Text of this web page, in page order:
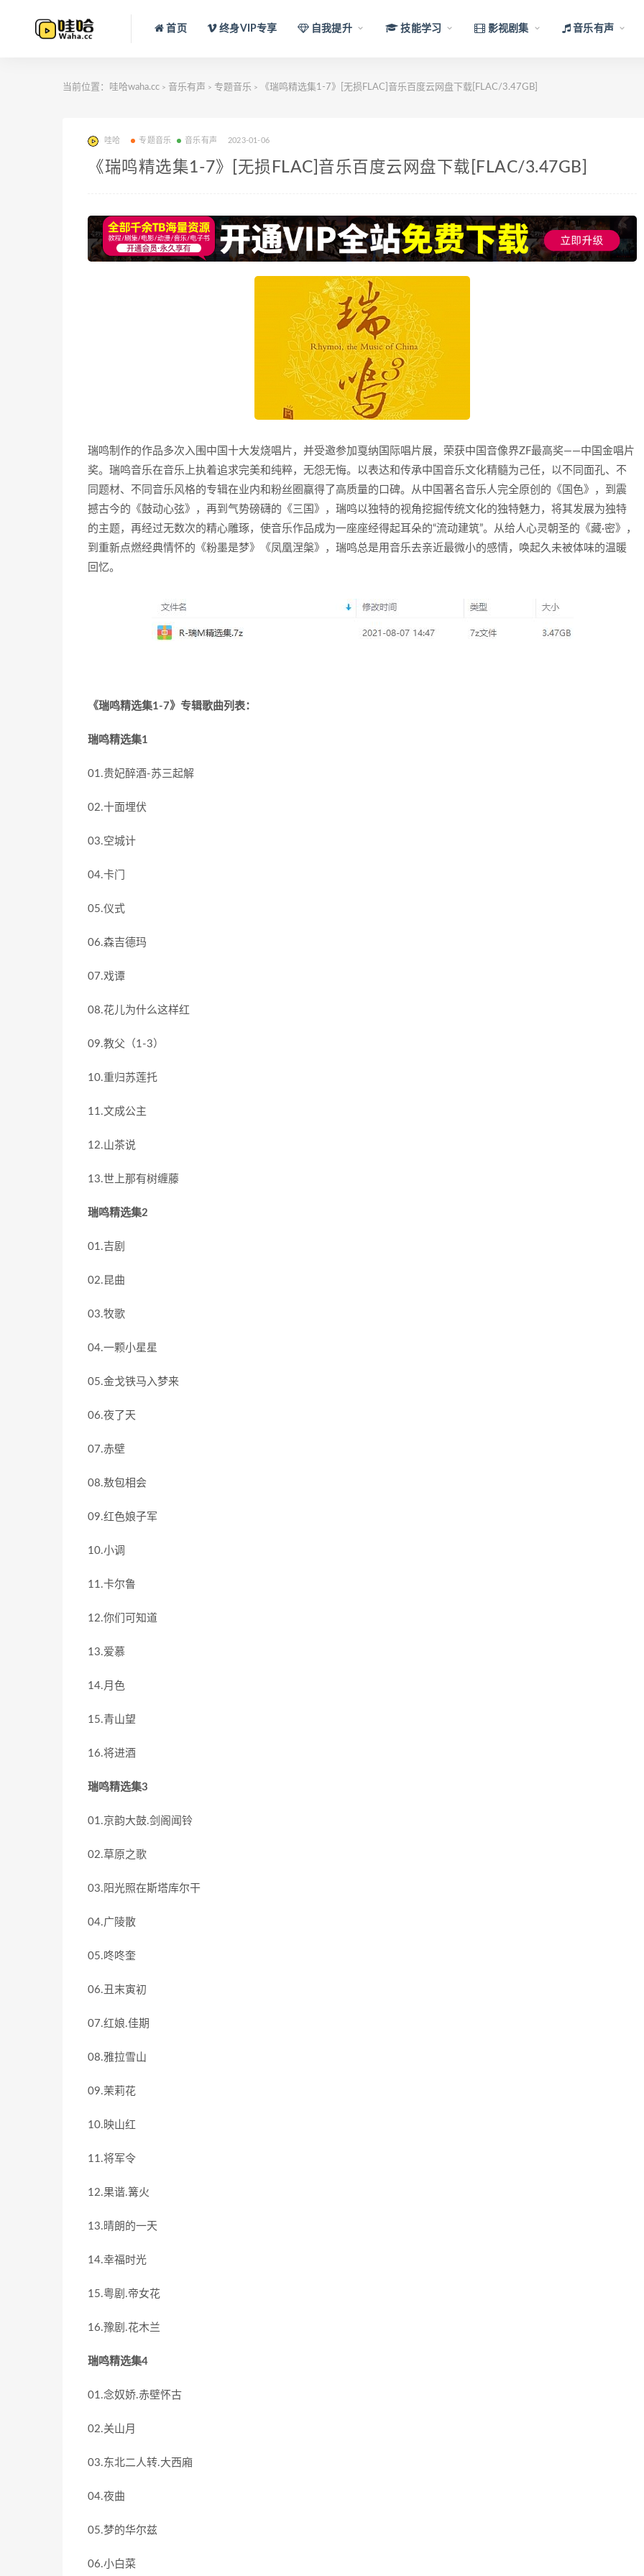
首页 终身VIP专享 自我提升 技能学习 影视剧集 音乐有声
当前位置： 哇哈waha.cc > 音乐有声 > 专题音乐 > 《瑞鸣精选集1-7》[无损FLAC]音乐百度云网盘下载[FLAC/3.47GB]
哇哈 专题音乐 音乐有声 2023-01-06
《瑞鸣精选集1-7》[无损FLAC]音乐百度云网盘下载[FLAC/3.47GB]
瑞鸣制作的作品多次入围中国十大发烧唱片，并受邀参加戛纳国际唱片展，荣获中国音像界ZF最高奖——中国金唱片
奖。瑞鸣音乐在音乐上执着追求完美和纯粹，无怨无悔。以表达和传承中国音乐文化精髓为己任，以不同面孔、不
同题材、不同音乐风格的专辑在业内和粉丝圈赢得了高质量的口碑。从中国著名音乐人完全原创的《国色》，到震
撼古今的《鼓动心弦》，再到气势磅礴的《三国》，瑞鸣以独特的视角挖掘传统文化的独特魅力，将其发展为独特
的主题，再经过无数次的精心雕琢，使音乐作品成为一座座经得起耳朵的“流动建筑”。从给人心灵朝圣的《藏·密》，
到重新点燃经典情怀的《粉墨是梦》《凤凰涅槃》，瑞鸣总是用音乐去亲近最微小的感情，唤起久未被体味的温暖
回忆。
《瑞鸣精选集1-7》专辑歌曲列表：
瑞鸣精选集1
01.贵妃醉酒-苏三起解
02.十面埋伏
03.空城计
04.卡门
05.仪式
06.森吉德玛
07.戏谭
08.花儿为什么这样红
09.教父（1-3）
10.重归苏莲托
11.文成公主
12.山茶说
13.世上那有树缠藤
瑞鸣精选集2
01.吉剧
02.昆曲
03.牧歌
04.一颗小星星
05.金戈铁马入梦来
06.夜了天
07.赤壁
08.敖包相会
09.红色娘子军
10.小调
11.卡尔鲁
12.你们可知道
13.爱慕
14.月色
15.青山望
16.将进酒
瑞鸣精选集3
01.京韵大鼓.剑阁闻铃
02.草原之歌
03.阳光照在斯塔库尔干
04.广陵散
05.咚咚奎
06.丑末寅初
07.红娘.佳期
08.雅拉雪山
09.茉莉花
10.映山红
11.将军令
12.果谐.篝火
13.晴朗的一天
14.幸福时光
15.粤剧.帝女花
16.豫剧.花木兰
瑞鸣精选集4
01.念奴娇.赤壁怀古
02.关山月
03.东北二人转.大西廂
04.夜曲
05.梦的华尔兹
06.小白菜